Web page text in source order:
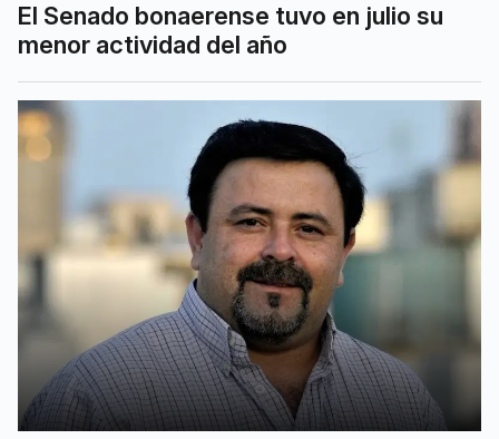
El Senado bonaerense tuvo en julio su
menor actividad del año